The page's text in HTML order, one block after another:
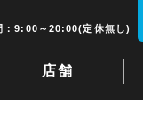
店舗
：9:00～20:00(定休無し)